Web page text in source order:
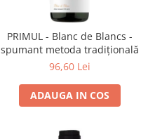
PRIMUL - Blanc de Blancs -
spumant metoda tradițională
96,60 Lei
ADAUGA IN COS